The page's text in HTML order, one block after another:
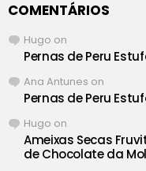
COMENTÁRIOS
Hugo on
Pernas de Peru
Ana Antunes on
Pernas de Peru
Hugo on
Ameixas Secas
de Chocolate da